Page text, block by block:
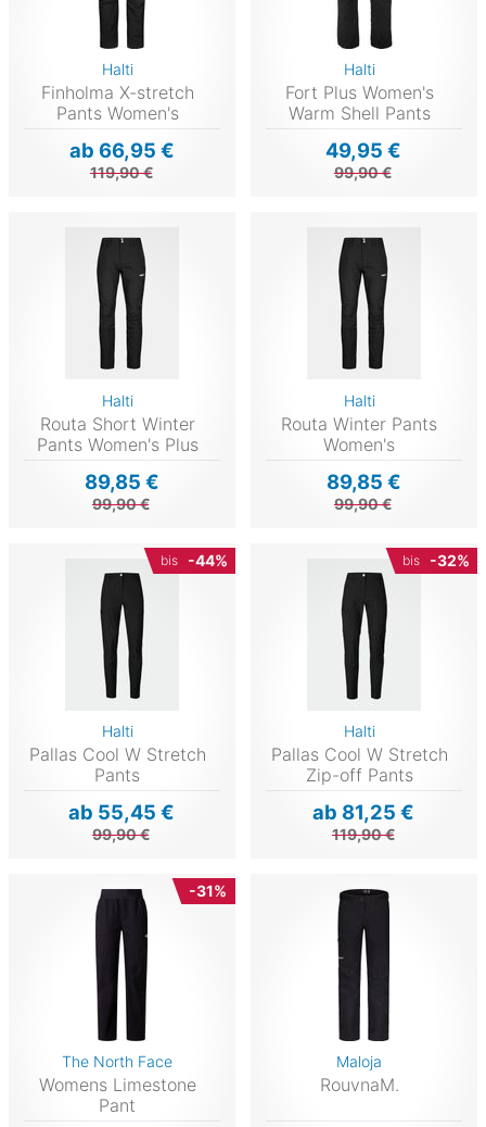
Halti
Finholma X-stretch
Pants Women's
ab 66,95 €
119,90 €
Halti
Fort Plus Women's
Warm Shell Pants
49,95 €
99,90 €
Halti
Routa Short Winter
Pants Women's Plus
89,85 €
99,90 €
Halti
Routa Winter Pants
Women's
89,85 €
99,90 €
bis -44%
Halti
Pallas Cool W Stretch
Pants
ab 55,45 €
99,90 €
bis -32%
Halti
Pallas Cool W Stretch
Zip-off Pants
ab 81,25 €
119,90 €
-31%
The North Face
Womens Limestone
Pant
Maloja
RouvnaM.